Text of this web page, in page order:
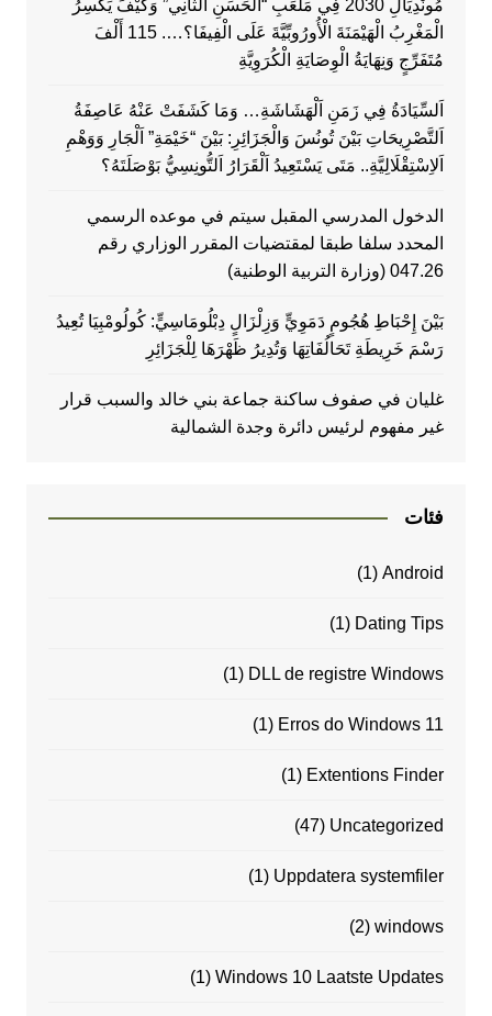
مُونْدِيَالِ 2030 فِي مَلْعَبِ “الْحَسَنِ الثَّانِي” وَكَيْفَ يَكْسِرُ
الْمَغْرِبُ الْهَيْمَنَةَ الْأُورُوبِّيَّةَ عَلَى الْفِيفَا؟…. 115 أَلْفَ
مُتَفَرِّجٍ وَنِهَايَةُ الْوِصَايَةِ الْكُرَوِيَّةِ
اَلسِّيَادَةُ فِي زَمَنِ اَلْهَشَاشَةِ… وَمَا كَشَفَتْ عَنْهُ عَاصِفَةُ
اَلتَّصْرِيحَاتِ بَيْنَ تُونُسَ وَالْجَزَائِرِ: بَيْنَ “خَيْمَةِ” اَلْجَارِ وَوَهْمِ
اَلاِسْتِقْلَالِيَّةِ.. مَتَى يَسْتَعِيدُ اَلْقَرَارُ اَلتُّونِسِيُّ بَوْصَلَتَهُ؟
الدخول المدرسي المقبل سیتم في موعده الرسمي
المحدد سلفا طبقا لمقتضیات المقرر الوزاري رقم
047.26 (وزارة التربية الوطنية)
بَيْنَ إِحْبَاطِ هُجُومٍ دَمَوِيٍّ وَزِلْزَالٍ دِبْلُومَاسِيٍّ: كُولُومْبِيَا تُعِيدُ
رَسْمَ خَرِيطَةِ تَحَالُفَاتِهَا وَتُدِيرُ ظَهْرَهَا لِلْجَزَائِرِ
غليان في صفوف ساكنة جماعة بني خالد والسبب قرار
غير مفهوم لرئيس دائرة وجدة الشمالية
فئات
Android
(1)
Dating Tips
(1)
DLL de registre Windows
(1)
Erros do Windows 11
(1)
Extentions Finder
(1)
Uncategorized
(47)
Uppdatera systemfiler
(1)
windows
(2)
Windows 10 Laatste Updates
(1)